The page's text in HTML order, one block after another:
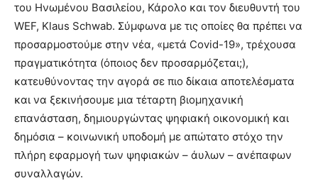
του Ηνωμένου Βασιλείου, Κάρολο και τον διευθυντή του
WEF, Klaus Schwab. Σύμφωνα με τις οποίες θα πρέπει να
προσαρμοστούμε στην νέα, «μετά Covid-19», τρέχουσα
πραγματικότητα (όποιος δεν προσαρμόζεται;),
κατευθύνοντας την αγορά σε πιο δίκαια αποτελέσματα
και να ξεκινήσουμε μια τέταρτη βιομηχανική
επανάσταση, δημιουργώντας ψηφιακή οικονομική και
δημόσια – κοινωνική υποδομή με απώτατο στόχο την
πλήρη εφαρμογή των ψηφιακών – άυλων – ανέπαφων
συναλλαγών.